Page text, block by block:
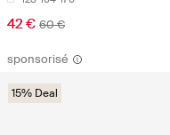
42 € 60 €
sponsorisé
15% Deal